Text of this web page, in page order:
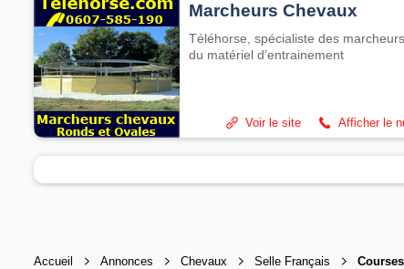
Marcheurs Chevaux
Téléhorse, spécialiste des
du matériel d’entrainement
Afficher le
Voir le site
Accueil Annonces Chevaux Selle Français